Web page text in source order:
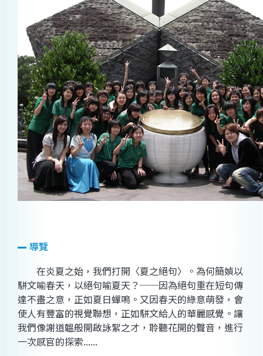
導覽
在炎夏之始，我們打開〈夏之絕句〉。為何簡媜以
駢文喻春天，以絕句喻夏天？──因為絕句重在短句傳
達不盡之意，正如夏日蟬鳴。又因春天的綠意萌發，會
使人有豐富的視覺聯想，正如駢文給人的華麗感覺。讓
我們像謝道韞般開啟詠絮之才，聆聽花開的聲音，進行
一次感官的探索......